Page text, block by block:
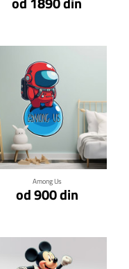
Among Us
od 900 din
Klikni za detalje